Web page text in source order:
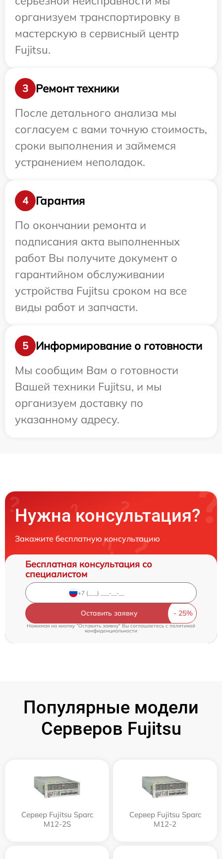
организуем транспортировку в
мастерскую в сервисный центр
Fujitsu.
3
Ремонт техники
После детального анализа мы
согласуем с вами точную стоимость,
сроки выполнения и займемся
устранением неполадок.
4
Гарантия
По окончании ремонта и
подписания акта выполненных
работ Вы получите документ о
гарантийном обслуживании
устройства Fujitsu сроком на все
виды работ и запчасти.
5
Информирование о готовности
Мы сообщим Вам о готовности
Вашей техники Fujitsu, и мы
организуем доставку по
указанному адресу.
Нужна консультация?
Закажите бесплатную консультацию
Бесплатная консультация со
специалистом
Оставить заявку
Нажимая на кнопку "Оставить заявку" Вы соглашаетесь cполитикой
конфиденциальности
Популярные модели
Серверов Fujitsu
Сервер Fujitsu Sparc
M12-2S
Сервер Fujitsu Sparc
M12-2